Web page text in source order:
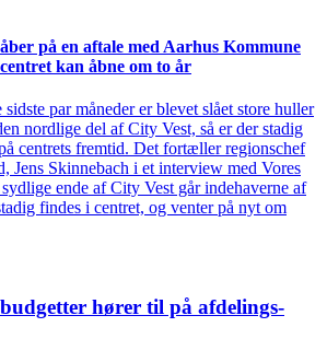
på en aftale med Aarhus Kommune
kan åbne om to år
par måneder er blevet slået store huller
nordlige del af City Vest, så er der stadig
centrets fremtid. Det fortæller regionschef
Jens Skinnebach i et interview med Vores
ende af City Vest går indehaverne af
findes i centret, og venter på nyt om
hører til på afdelings­